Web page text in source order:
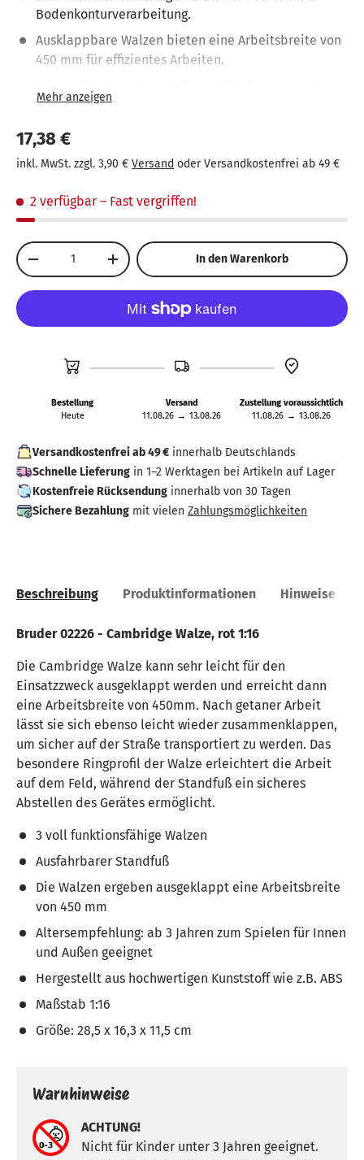
Bodenkonturverarbeitung.
Ausklappbare Walzen bieten eine Arbeitsbreite von
450 mm für effizientes Arbeiten.
beim Abstellen.
Leicht zusammenklappbar für einfachen Transport
nach der Arbeit.
langlebigen Spielspaß.
17,38 €
inkl. MwSt. zzgl. 3,90 € Versand oder Versandkostenfrei ab 49 €
2 verfügbar – Fast vergriffen!
Anzahl
-
+ In den Warenkorb
Bestellung
Heute
Versand
11.08.26 → 13.08.26
Zustellung voraussichtlich
11.08.26 → 13.08.26
Versandkostenfrei ab 49 € innerhalb Deutschlands
Schnelle Lieferung in 1–2 Werktagen bei Artikeln auf Lager
Kostenfreie Rücksendung innerhalb von 30 Tagen
Sichere Bezahlung mit vielen Zahlungsmöglichkeiten
Beschreibung Produktinformationen Hinweise
Bruder 02226 - Cambridge Walze, rot 1:16
Die Cambridge Walze kann sehr leicht für den
Einsatzzweck ausgeklappt werden und erreicht dann
eine Arbeitsbreite von 450mm. Nach getaner Arbeit
lässt sie sich ebenso leicht wieder zusammenklappen,
um sicher auf der Straße transportiert zu werden. Das
besondere Ringprofil der Walze erleichtert die Arbeit
auf dem Feld, während der Standfuß ein sicheres
Abstellen des Gerätes ermöglicht.
3 voll funktionsfähige Walzen
Ausfahrbarer Standfuß
Die Walzen ergeben ausgeklappt eine Arbeitsbreite
von 450 mm
Altersempfehlung: ab 3 Jahren zum Spielen für Innen
und Außen geeignet
Hergestellt aus hochwertigen Kunststoff wie z.B. ABS
Maßstab 1:16
Größe: 28,5 x 16,3 x 11,5 cm
Warnhinweise
ACHTUNG!
Nicht für Kinder unter 3 Jahren geeignet.